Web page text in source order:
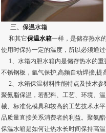
三、保温水箱
和其它保温水箱一样，是储存热水
使用时保持一定的温度，所以必须通
1、水箱内胆水箱内是储存热水的重
不锈钢板，氩气保护,高频自动焊接,
2、水箱保温材料性能特点及技术参
聚氨脂保温，若配料、工艺、环境、
械、标准化模具和较高的工艺技术水
品质量直接关系消费者的利益。聚氨
保温水箱是如何让热水长时间保持高